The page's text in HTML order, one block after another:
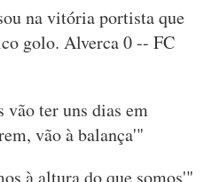
na vitória portista que
golo. Alverca 0 -- FC
ter uns dias em
vão à balança'"
à altura do que somos'"